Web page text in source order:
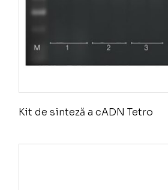
Kit de sinteză a cADN Tetro